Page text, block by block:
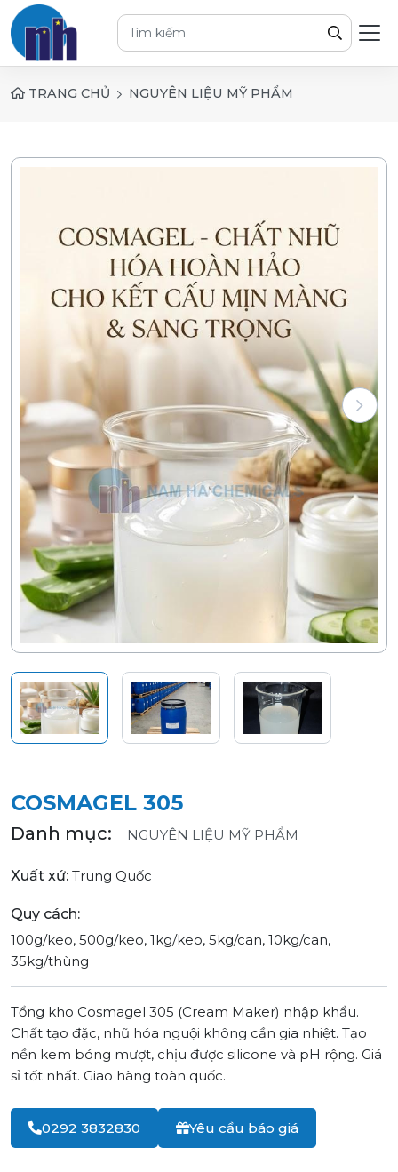
TRANG CHỦ NGUYÊN LIỆU MỸ PHẨM
COSMAGEL 305
Danh mục: NGUYÊN LIỆU MỸ PHẨM
Xuất xứ: Trung Quốc
Quy cách:
100g/keo, 500g/keo, 1kg/keo, 5kg/can, 10kg/can,
35kg/thùng
Tổng kho Cosmagel 305 (Cream Maker) nhập khẩu.
Chất tạo đặc, nhũ hóa nguội không cần gia nhiệt. Tạo
nền kem bóng mượt, chịu được silicone và pH rộng. Giá
sỉ tốt nhất. Giao hàng toàn quốc.
0292 3832830 Yêu cầu báo giá